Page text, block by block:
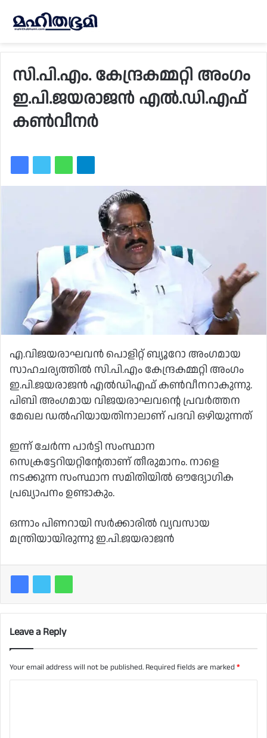
സി.പി.എം. കേന്ദ്രകമ്മറ്റി അംഗം
ഇ.പി.ജയരാജന്‍ എല്‍.ഡി.എഫ്
കണ്‍വീനര്‍
എ.വിജയരാഘവന്‍ പൊളിറ്റ് ബ്യൂറോ അംഗമായ
സാഹചര്യത്തില്‍ സി.പി.എം കേന്ദ്രകമ്മറ്റി അംഗം
ഇ.പി.ജയരാജന്‍ എല്‍ഡിഎഫ് കണ്‍വീനറാകുന്നു.
പിബി അംഗമായ വിജയരാഘവന്റെ പ്രവര്‍ത്തന
മേഖല ഡല്‍ഹിയായതിനാലാണ് പദവി ഒഴിയുന്നത്
ഇന്ന് ചേര്‍ന്ന പാര്‍ട്ടി സംസ്ഥാന
സെക്രട്ടേറിയറ്റിന്റേതാണ് തീരുമാനം. നാളെ
നടക്കുന്ന സംസ്ഥാന സമിതിയില്‍ ഔദ്യോഗിക
പ്രഖ്യാപനം ഉണ്ടാകും.
ഒന്നാം പിണറായി സര്‍ക്കാരില്‍ വ്യവസായ
മന്ത്രിയായിരുന്നു ഇ.പി.ജയരാജന്‍
Leave a Reply
Your email address will not be published. Required fields are marked*